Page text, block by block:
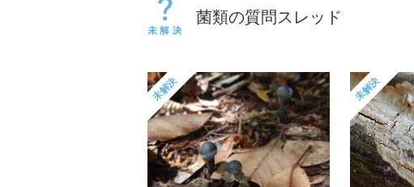
菌類の質問スレッド
未解決 未解決